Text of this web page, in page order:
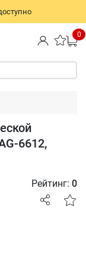
0
6612,
Рейтинг: 0